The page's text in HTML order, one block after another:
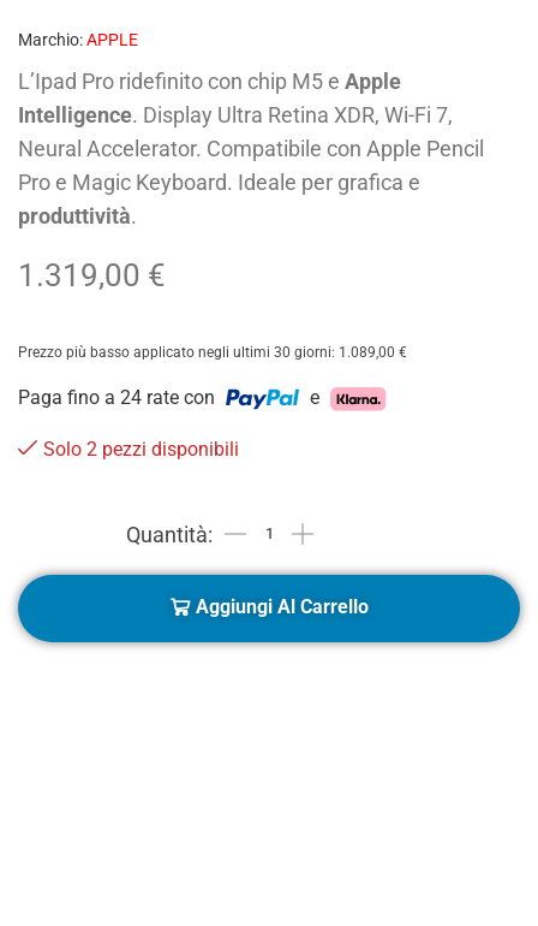
Marchio:APPLE
L’Ipad Pro ridefinito con chip M5 e Apple
Intelligence. Display Ultra Retina XDR, Wi-Fi 7,
Neural Accelerator. Compatibile con Apple Pencil
Pro e Magic Keyboard. Ideale per grafica e
produttività.
1.319,00 €
Prezzo più basso applicato negli ultimi 30 giorni: 1.089,00 €
Paga fino a 24 rate con e
Solo 2 pezzi disponibili
Aggiungi Al Carrello